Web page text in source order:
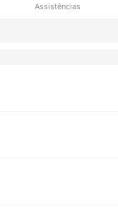
Assistências